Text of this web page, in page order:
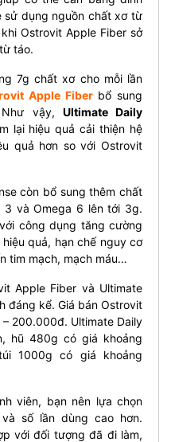
sử dụng nguồn chất xơ từ
Ostrovit Apple Fiber sở
táo.
7g chất xơ cho mỗi lần
Apple Fiberbổ sung
vậy, Ultimate Daily
lại hiệu quả cải thiện hệ
quả hơn so với Ostrovit
còn bổ sung thêm chất
và Omega 6 lên tới 3g.
công dụng tăng cường
quả, hạn chế nguy cơ
tim mạch, mạch máu…
Apple Fiber và Ultimate
đáng kể. Giá bán Ostrovit
200.000đ. Ultimate Daily
hũ 480g có giá khoảng
1000g có giá khoảng
viên, bạn nên lựa chọn
số lần dùng cao hơn.
với đối tượng đã đi làm,